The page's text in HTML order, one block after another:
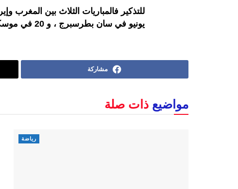
يونيو في سان بطرسبرج ، و 20 في موسكو وعلى 25 في كالينينغراد.
مشاركة
مواضيع ذات صلة
رياضة